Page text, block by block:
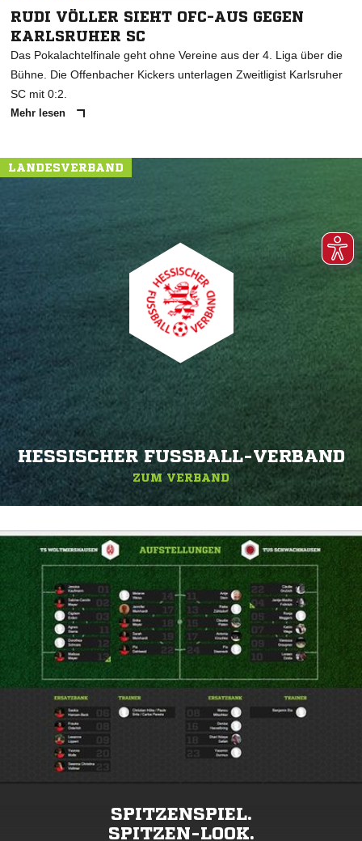
RUDI VÖLLER SIEHT OFC-AUS GEGEN
KARLSRUHER SC
Das Pokalachtelfinale geht ohne Vereine aus der 4. Liga über die
Bühne. Die Offenbacher Kickers unterlagen Zweitligist Karlsruher
SC mit 0:2.
Mehr lesen
LANDESVERBAND
HESSISCHER FUSSBALL-VERBAND
ZUM VERBAND
SPITZENSPIEL.
SPITZEN-LOOK.